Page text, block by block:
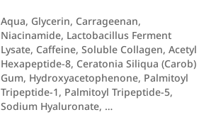
Aqua, Glycerin, Carrageenan,
Niacinamide, Lactobacillus Ferment
Lysate, Caffeine, Soluble Collagen, Acetyl
Hexapeptide-8, Ceratonia Siliqua (Carob)
Gum, Hydroxyacetophenone, Palmitoyl
Tripeptide-1, Palmitoyl Tripeptide-5,
Sodium Hyaluronate, …